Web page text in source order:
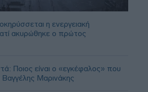
η ενεργειακή
ακυρώθηκε ο πρώτος
Ποιος είναι ο «εγκέφαλος» που
Βαγγέλης Μαρινάκης